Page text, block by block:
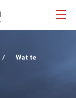
Wat te